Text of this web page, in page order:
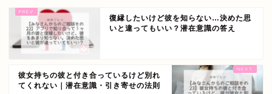
復縁したいけど彼を知らない…決めた思
いと違ってもいい？潜在意識の答え
彼女持ちの彼と付き合っているけど別れ
てくれない｜潜在意識・引き寄せの法則